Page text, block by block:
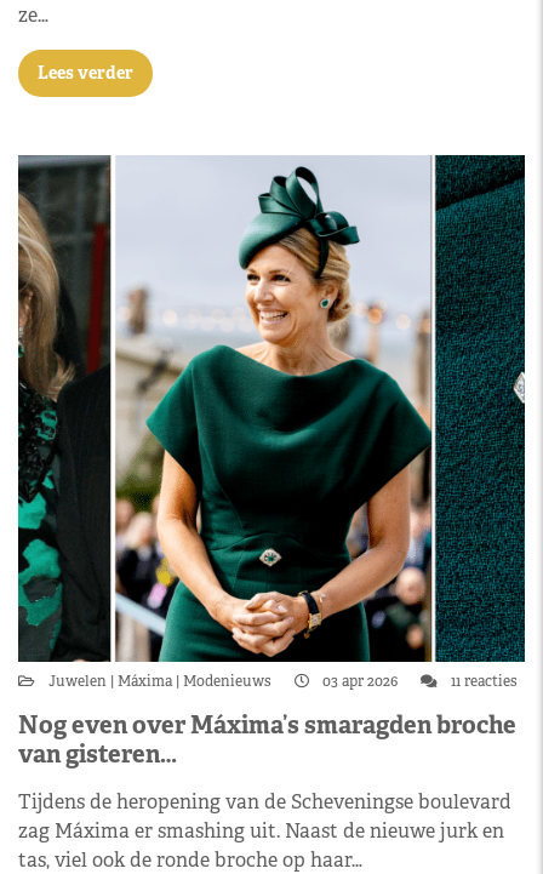
ze…
Lees verder
Juwelen Máxima Modenieuws 03 apr 2026 11 reacties
Nog even over Máxima’s smaragden broche
van gisteren…
Tijdens de heropening van de Scheveningse boulevard
zag Máxima er smashing uit. Naast de nieuwe jurk en
tas, viel ook de ronde broche op haar…